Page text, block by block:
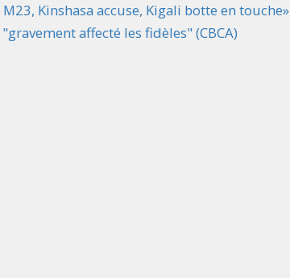
Kinshasa accuse, Kigali botte en touche»
affecté les fidèles" (CBCA)